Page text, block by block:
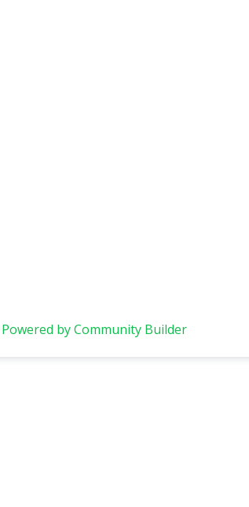
Powered by Community Builder